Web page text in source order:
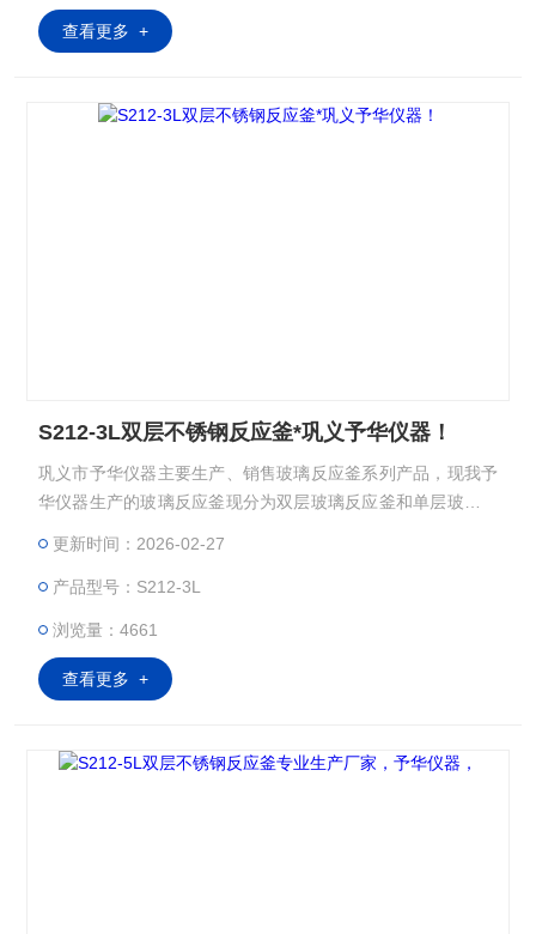
查看更多 +
S212-3L双层不锈钢反应釜*巩义予华仪器！
巩义市予华仪器主要生产、销售玻璃反应釜系列产品，现我予
华仪器生产的玻璃反应釜现分为双层玻璃反应釜和单层玻璃反
可以达到－80℃）；双层玻璃反应釜可以抽真空，做负压反
更新时间：2026-02-27
产品型号：S212-3L
浏览量：4661
查看更多 +